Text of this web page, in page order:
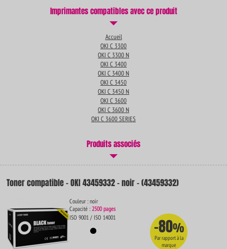
Imprimantes compatibles avec ce produit
Accueil
OKI C 3300
OKI C 3300 N
OKI C 3400
OKI C 3400 N
OKI C 3450
OKI C 3450 N
OKI C 3600
OKI C 3600 N
OKI C 3600 SERIES
Produits associés
Toner compatible - OKI 43459332 - noir - (43459332)
Couleur : noir
Capacité :2500 pages
ISO 9001 / ISO 14001
-80%
Par rapport à la
marque